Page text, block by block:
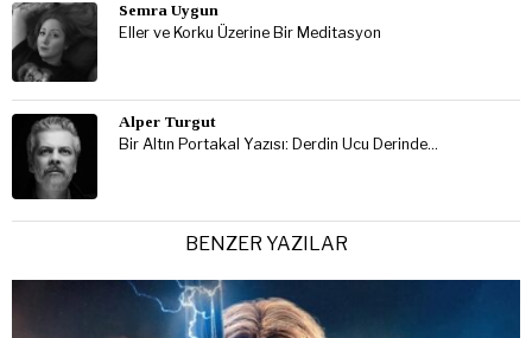
Semra Uygun
Eller ve Korku Üzerine Bir Meditasyon
Alper Turgut
Bir Altın Portakal Yazısı: Derdin Ucu Derinde…
BENZER YAZILAR